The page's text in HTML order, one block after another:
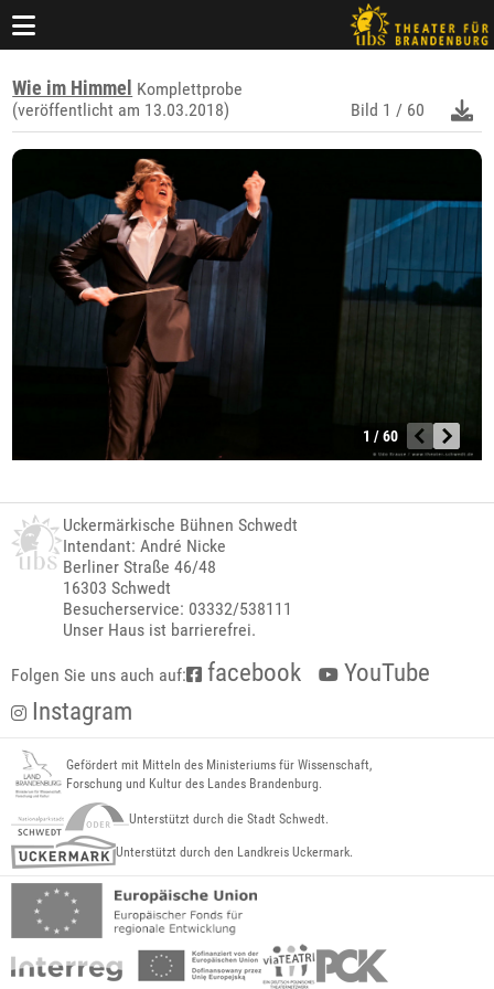
Wie im Himmel Komplettprobe
(veröffentlicht am 13.03.2018)
Bild 1 / 60
1 / 60
Uckermärkische Bühnen Schwedt
Intendant: André Nicke
Berliner Straße 46/48
16303 Schwedt
Besucherservice: 03332/538111
Unser Haus ist barrierefrei.
Folgen Sie uns auch auf: facebook
YouTube
Instagram
Gefördert mit Mitteln des Ministeriums für Wissenschaft,
Forschung und Kultur des Landes Brandenburg.
Unterstützt durch die Stadt Schwedt.
Unterstützt durch den Landkreis Uckermark.